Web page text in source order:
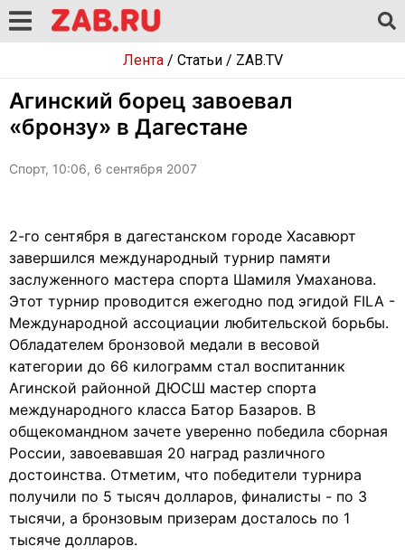
Лента/ Статьи/ ZAB.TV
Агинский борец завоевал
«бронзу» в Дагестане
Спорт, 10:06, 6 сентября 2007
2-го сентября в дагестанском городе Хасавюрт
завершился международный турнир памяти
заслуженного мастера спорта Шамиля Умаханова.
Этот турнир проводится ежегодно под эгидой FILA -
Международной ассоциации любительской борьбы.
Обладателем бронзовой медали в весовой
категории до 66 килограмм стал воспитанник
Агинской районной ДЮСШ мастер спорта
международного класса Батор Базаров. В
общекомандном зачете уверенно победила сборная
России, завоевавшая 20 наград различного
достоинства. Отметим, что победители турнира
получили по 5 тысяч долларов, финалисты - по 3
тысячи, а бронзовым призерам досталось по 1
тысяче долларов.